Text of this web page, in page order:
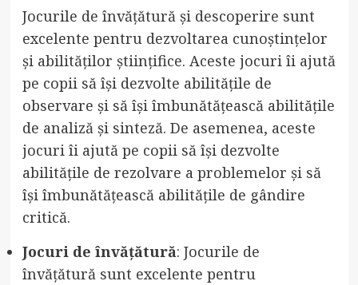
Jocurile de învățătură și descoperire sunt
excelente pentru dezvoltarea cunoștințelor
și abilităților științifice. Aceste jocuri îi ajută
pe copii să își dezvolte abilitățile de
observare și să își îmbunătățească abilitățile
de analiză și sinteză. De asemenea, aceste
jocuri îi ajută pe copii să își dezvolte
abilitățile de rezolvare a problemelor și să
își îmbunătățească abilitățile de gândire
critică.
Jocuri de învățătură: Jocurile de
învățătură sunt excelente pentru